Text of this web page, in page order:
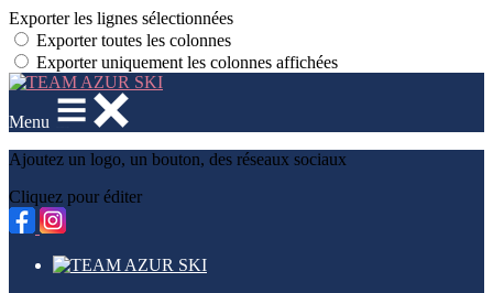
Exporter les lignes sélectionnées
Exporter toutes les colonnes
Exporter uniquement les colonnes affichées
Menu
Ajoutez un logo, un bouton, des réseaux sociaux
Cliquez pour éditer